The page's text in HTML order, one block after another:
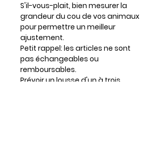
S'il-vous-plait, bien mesurer la
grandeur du cou de vos animaux
pour permettre un meilleur
ajustement.
Petit rappel: les articles ne sont
pas échangeables ou
remboursables.
Prévoir un lousse d'un à trois